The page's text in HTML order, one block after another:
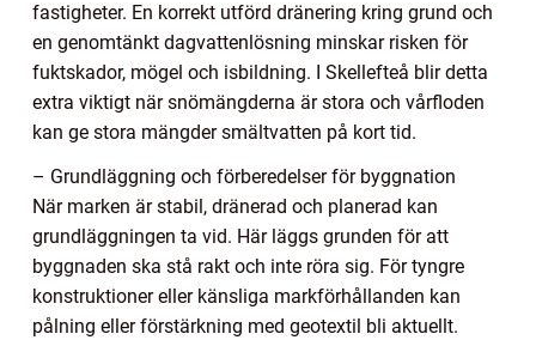
fastigheter. En korrekt utförd dränering kring grund och
en genomtänkt dagvattenlösning minskar risken för
fuktskador, mögel och isbildning. I Skellefteå blir detta
extra viktigt när snömängderna är stora och vårfloden
kan ge stora mängder smältvatten på kort tid.
– Grundläggning och förberedelser för byggnation
När marken är stabil, dränerad och planerad kan
grundläggningen ta vid. Här läggs grunden för att
byggnaden ska stå rakt och inte röra sig. För tyngre
konstruktioner eller känsliga markförhållanden kan
pålning eller förstärkning med geotextil bli aktuellt.